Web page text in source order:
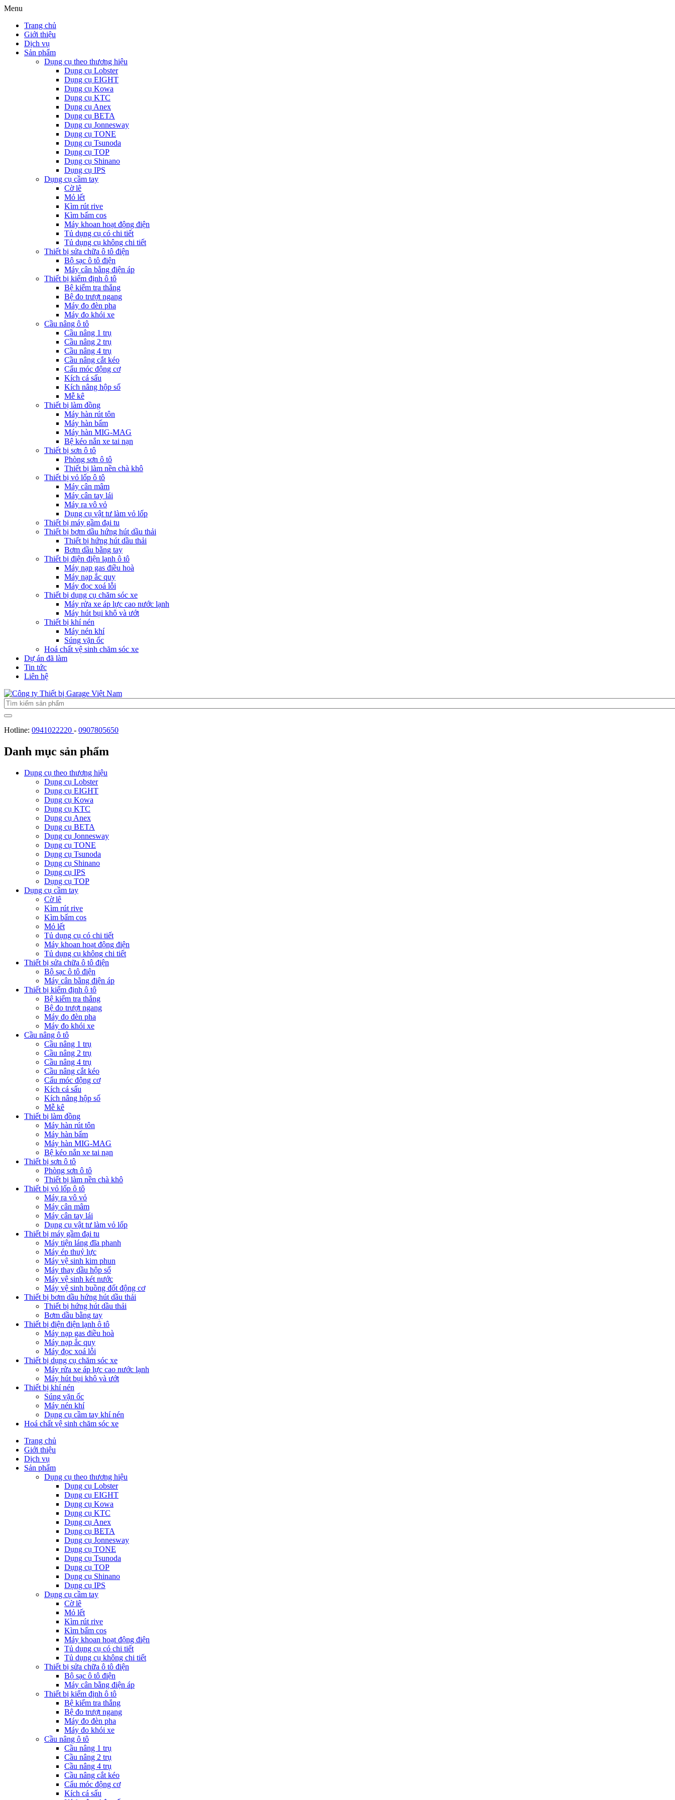
Menu
Trang chủ
Giới thiệu
Dịch vụ
Sản phẩm
Dụng cụ theo thương hiệu
Dụng cụ Lobster
Dụng cụ EIGHT
Dụng cụ Kowa
Dụng cụ KTC
Dụng cụ Anex
Dụng cụ BETA
Dụng cụ Jonnesway
Dụng cụ TONE
Dụng cụ Tsunoda
Dụng cụ TOP
Dụng cụ Shinano
Dụng cụ IPS
Dụng cụ cầm tay
Cờ lê
Mỏ lết
Kìm rút rive
Kìm bấm cos
Máy khoan hoạt động điện
Tủ dụng cụ có chi tiết
Tủ dụng cụ không chi tiết
Thiết bị sửa chữa ô tô điện
Bộ sạc ô tô điện
Máy cân bằng điện áp
Thiết bị kiểm định ô tô
Bệ kiểm tra thắng
Bệ đo trượt ngang
Máy đo đèn pha
Máy đo khói xe
Cầu nâng ô tô
Cầu nâng 1 trụ
Cầu nâng 2 trụ
Cầu nâng 4 trụ
Cầu nâng cắt kéo
Cẩu móc động cơ
Kích cá sấu
Kích nâng hộp số
Mễ kê
Thiết bị làm đồng
Máy hàn rút tôn
Máy hàn bấm
Máy hàn MIG-MAG
Bệ kéo nắn xe tai nạn
Thiết bị sơn ô tô
Phòng sơn ô tô
Thiết bị làm nền chà khô
Thiết bị vỏ lốp ô tô
Máy cân mâm
Máy cân tay lái
Máy ra vô vỏ
Dụng cụ vật tư làm vỏ lốp
Thiết bị máy gầm đại tu
Thiết bị bơm dầu hứng hút dầu thải
Thiết bị hứng hút dầu thải
Bơm dầu bằng tay
Thiết bị điện điện lạnh ô tô
Máy nạp gas điều hoà
Máy nạp ắc quy
Máy đọc xoá lỗi
Thiết bị dụng cụ chăm sóc xe
Máy rửa xe áp lực cao nước lạnh
Máy hút bụi khô và ướt
Thiết bị khí nén
Máy nén khí
Súng vặn ốc
Hoá chất vệ sinh chăm sóc xe
Dự án đã làm
Tin tức
Liên hệ
Hotline: 0941022220 - 0907805650
Danh mục sản phẩm
Dụng cụ theo thương hiệu
Dụng cụ Lobster
Dụng cụ EIGHT
Dụng cụ Kowa
Dụng cụ KTC
Dụng cụ Anex
Dụng cụ BETA
Dụng cụ Jonnesway
Dụng cụ TONE
Dụng cụ Tsunoda
Dụng cụ Shinano
Dụng cụ IPS
Dụng cụ TOP
Dụng cụ cầm tay
Cờ lê
Kìm rút rive
Kìm bấm cos
Mỏ lết
Tủ dụng cụ có chi tiết
Máy khoan hoạt động điện
Tủ dụng cụ không chi tiết
Thiết bị sửa chữa ô tô điện
Bộ sạc ô tô điện
Máy cân bằng điện áp
Thiết bị kiểm định ô tô
Bệ kiểm tra thắng
Bệ đo trượt ngang
Máy đo đèn pha
Máy đo khói xe
Cầu nâng ô tô
Cầu nâng 1 trụ
Cầu nâng 2 trụ
Cầu nâng 4 trụ
Cầu nâng cắt kéo
Cẩu móc động cơ
Kích cá sấu
Kích nâng hộp số
Mễ kê
Thiết bị làm đồng
Máy hàn rút tôn
Máy hàn bấm
Máy hàn MIG-MAG
Bệ kéo nắn xe tai nạn
Thiết bị sơn ô tô
Phòng sơn ô tô
Thiết bị làm nền chà khô
Thiết bị vỏ lốp ô tô
Máy ra vô vỏ
Máy cân mâm
Máy cân tay lái
Dụng cụ vật tư làm vỏ lốp
Thiết bị máy gầm đại tu
Máy tiện láng đĩa phanh
Máy ép thuỷ lực
Máy vệ sinh kim phun
Máy thay dầu hộp số
Máy vệ sinh két nước
Máy vệ sinh buồng đốt động cơ
Thiết bị bơm dầu hứng hút dầu thải
Thiết bị hứng hút dầu thải
Bơm dầu bằng tay
Thiết bị điện điện lạnh ô tô
Máy nạp gas điều hoà
Máy nạp ắc quy
Máy đọc xoá lỗi
Thiết bị dụng cụ chăm sóc xe
Máy rửa xe áp lực cao nước lạnh
Máy hút bụi khô và ướt
Thiết bị khí nén
Súng vặn ốc
Máy nén khí
Dụng cụ cầm tay khí nén
Hoá chất vệ sinh chăm sóc xe
Trang chủ
Giới thiệu
Dịch vụ
Sản phẩm
Dụng cụ theo thương hiệu
Dụng cụ Lobster
Dụng cụ EIGHT
Dụng cụ Kowa
Dụng cụ KTC
Dụng cụ Anex
Dụng cụ BETA
Dụng cụ Jonnesway
Dụng cụ TONE
Dụng cụ Tsunoda
Dụng cụ TOP
Dụng cụ Shinano
Dụng cụ IPS
Dụng cụ cầm tay
Cờ lê
Mỏ lết
Kìm rút rive
Kìm bấm cos
Máy khoan hoạt động điện
Tủ dụng cụ có chi tiết
Tủ dụng cụ không chi tiết
Thiết bị sửa chữa ô tô điện
Bộ sạc ô tô điện
Máy cân bằng điện áp
Thiết bị kiểm định ô tô
Bệ kiểm tra thắng
Bệ đo trượt ngang
Máy đo đèn pha
Máy đo khói xe
Cầu nâng ô tô
Cầu nâng 1 trụ
Cầu nâng 2 trụ
Cầu nâng 4 trụ
Cầu nâng cắt kéo
Cẩu móc động cơ
Kích cá sấu